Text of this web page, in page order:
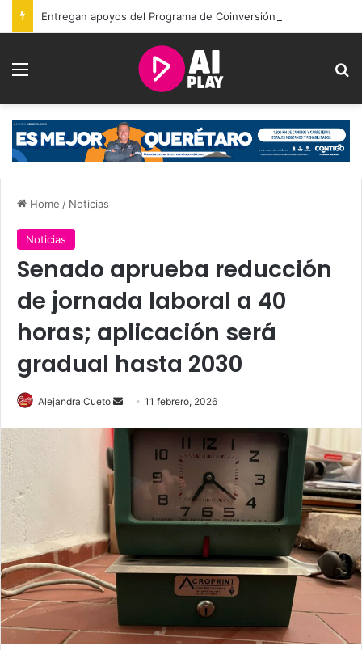
Menu
Home / Noticias
Noticias
Senado aprueba reducción
de jornada laboral a 40
horas; aplicación será
gradual hasta 2030
Alejandra Cueto
Send11 febrero, 2026